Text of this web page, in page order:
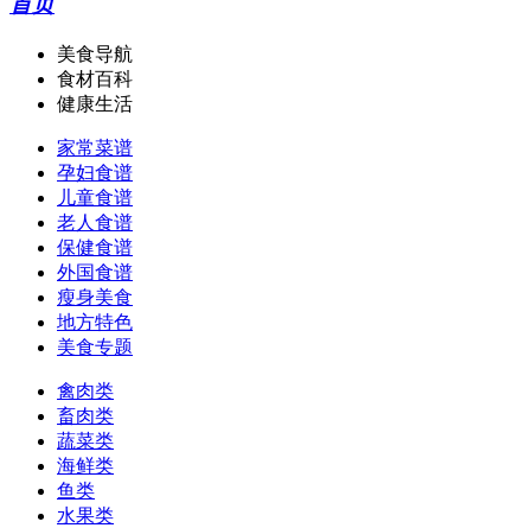
美食导航
食材百科
健康生活
家常菜谱
孕妇食谱
儿童食谱
老人食谱
保健食谱
外国食谱
瘦身美食
地方特色
美食专题
禽肉类
畜肉类
蔬菜类
海鲜类
鱼类
水果类